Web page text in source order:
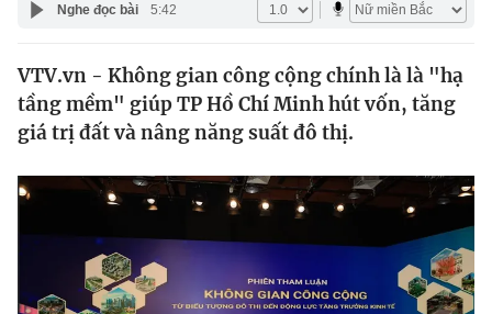
Y tế
Thế giới
Tin tức
Thế giới đó đây
Câu chuyện quốc tế
Kinh tế
Tài chính
Thị trường
Góc doanh nghiệp
Dữ liệu và đời sống
Truyền hình
Nghe đọc bài 5:42
VTV.vn - Không gian công cộng chính là là "hạ
tầng mềm" giúp TP Hồ Chí Minh hút vốn, tăng
giá trị đất và nâng năng suất đô thị.